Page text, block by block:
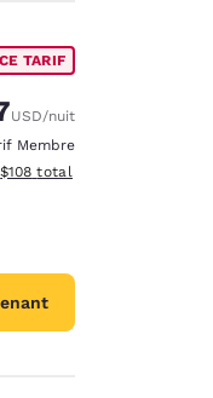
TARIF
:
réduit :
USD/nuit
Membre
Afficher les détails du total
$108 total